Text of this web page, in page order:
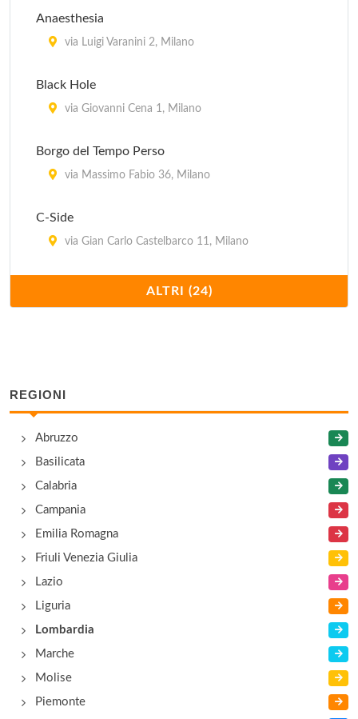
Anaesthesia
via Luigi Varanini 2, Milano
Black Hole
via Giovanni Cena 1, Milano
Borgo del Tempo Perso
via Massimo Fabio 36, Milano
C-Side
via Gian Carlo Castelbarco 11, Milano
viale Umbria 42, Milano
De Sade Disco Restaurant
via Valtellina 21/23, Milano
Dynamo
piazza Greco 5, Milano
Hollywood
ALTRI (24)
REGIONI
Abruzzo
Basilicata
Calabria
Campania
Emilia Romagna
Friuli Venezia Giulia
Lazio
Liguria
Lombardia
Marche
Molise
Piemonte